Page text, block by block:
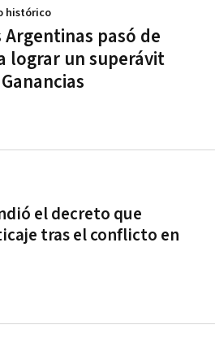
pasó de
lograr un superávit
histórico
el decreto que
tras el conflicto en